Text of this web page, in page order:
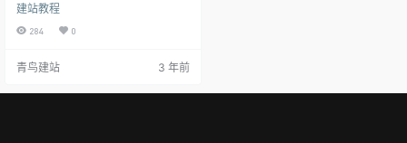
字的形式 。 开启后的效果图： 在商
品上传阶段有个图片属性的设置要
注意统一规范，这样有利于后续的
置属性为Color，开启图片属性教程
修-->装修-->全局配置-->商品-->
建站教程
284 0
青鸟建站 3 年前